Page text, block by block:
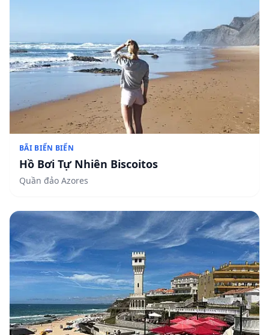
BÃI BIỂN BIỂN
Hồ Bơi Tự Nhiên Biscoitos
Quần đảo Azores